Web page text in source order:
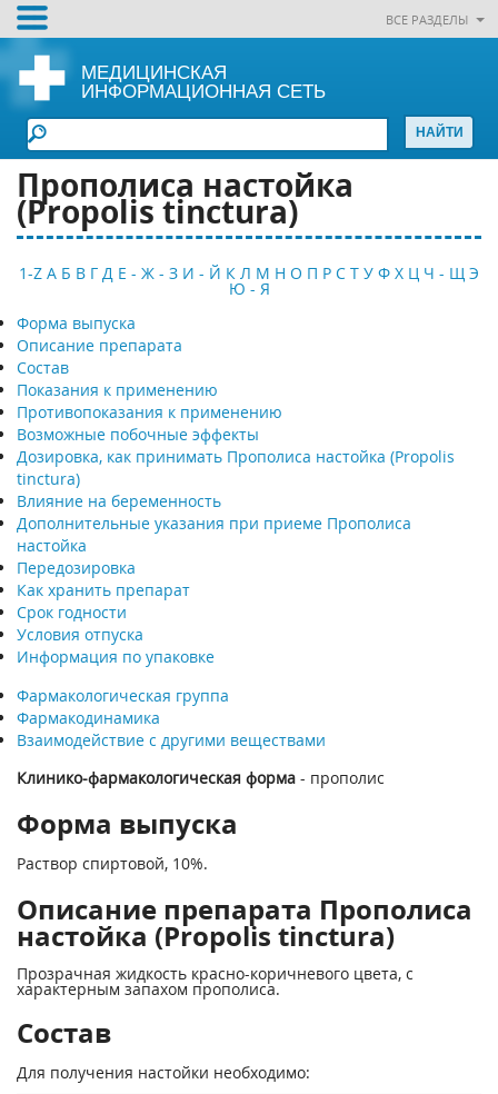
ВСЕ РАЗДЕЛЫ
МЕДИЦИНСКАЯ
ИНФОРМАЦИОННАЯ СЕТЬ
Прополиса настойка
(Propolis tinctura)
1-Z А Б В Г Д Е - Ж - З И - Й К Л М Н О П Р С Т У Ф Х Ц Ч - Щ Э
Ю - Я
Форма выпуска
Описание препарата
Состав
Показания к применению
Противопоказания к применению
Возможные побочные эффекты
Дозировка, как принимать Прополиса настойка (Propolis
tinctura)
Влияние на беременность
Дополнительные указания при приеме Прополиса
настойка
Передозировка
Как хранить препарат
Срок годности
Условия отпуска
Информация по упаковке
Фармакологическая группа
Фармакодинамика
Взаимодействие с другими веществами
Клинико-фармакологическая форма - прополис
Форма выпуска
Раствор спиртовой, 10%.
Описание препарата Прополиса
настойка (Propolis tinctura)
Прозрачная жидкость красно-коричневого цвета, с
характерным запахом прополиса.
Состав
Для получения настойки необходимо: